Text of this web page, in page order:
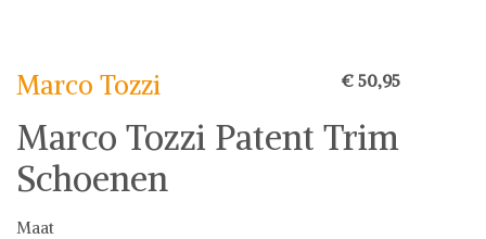
Marco Tozzi € 50,95
Marco Tozzi Patent Trim
Schoenen
Maat